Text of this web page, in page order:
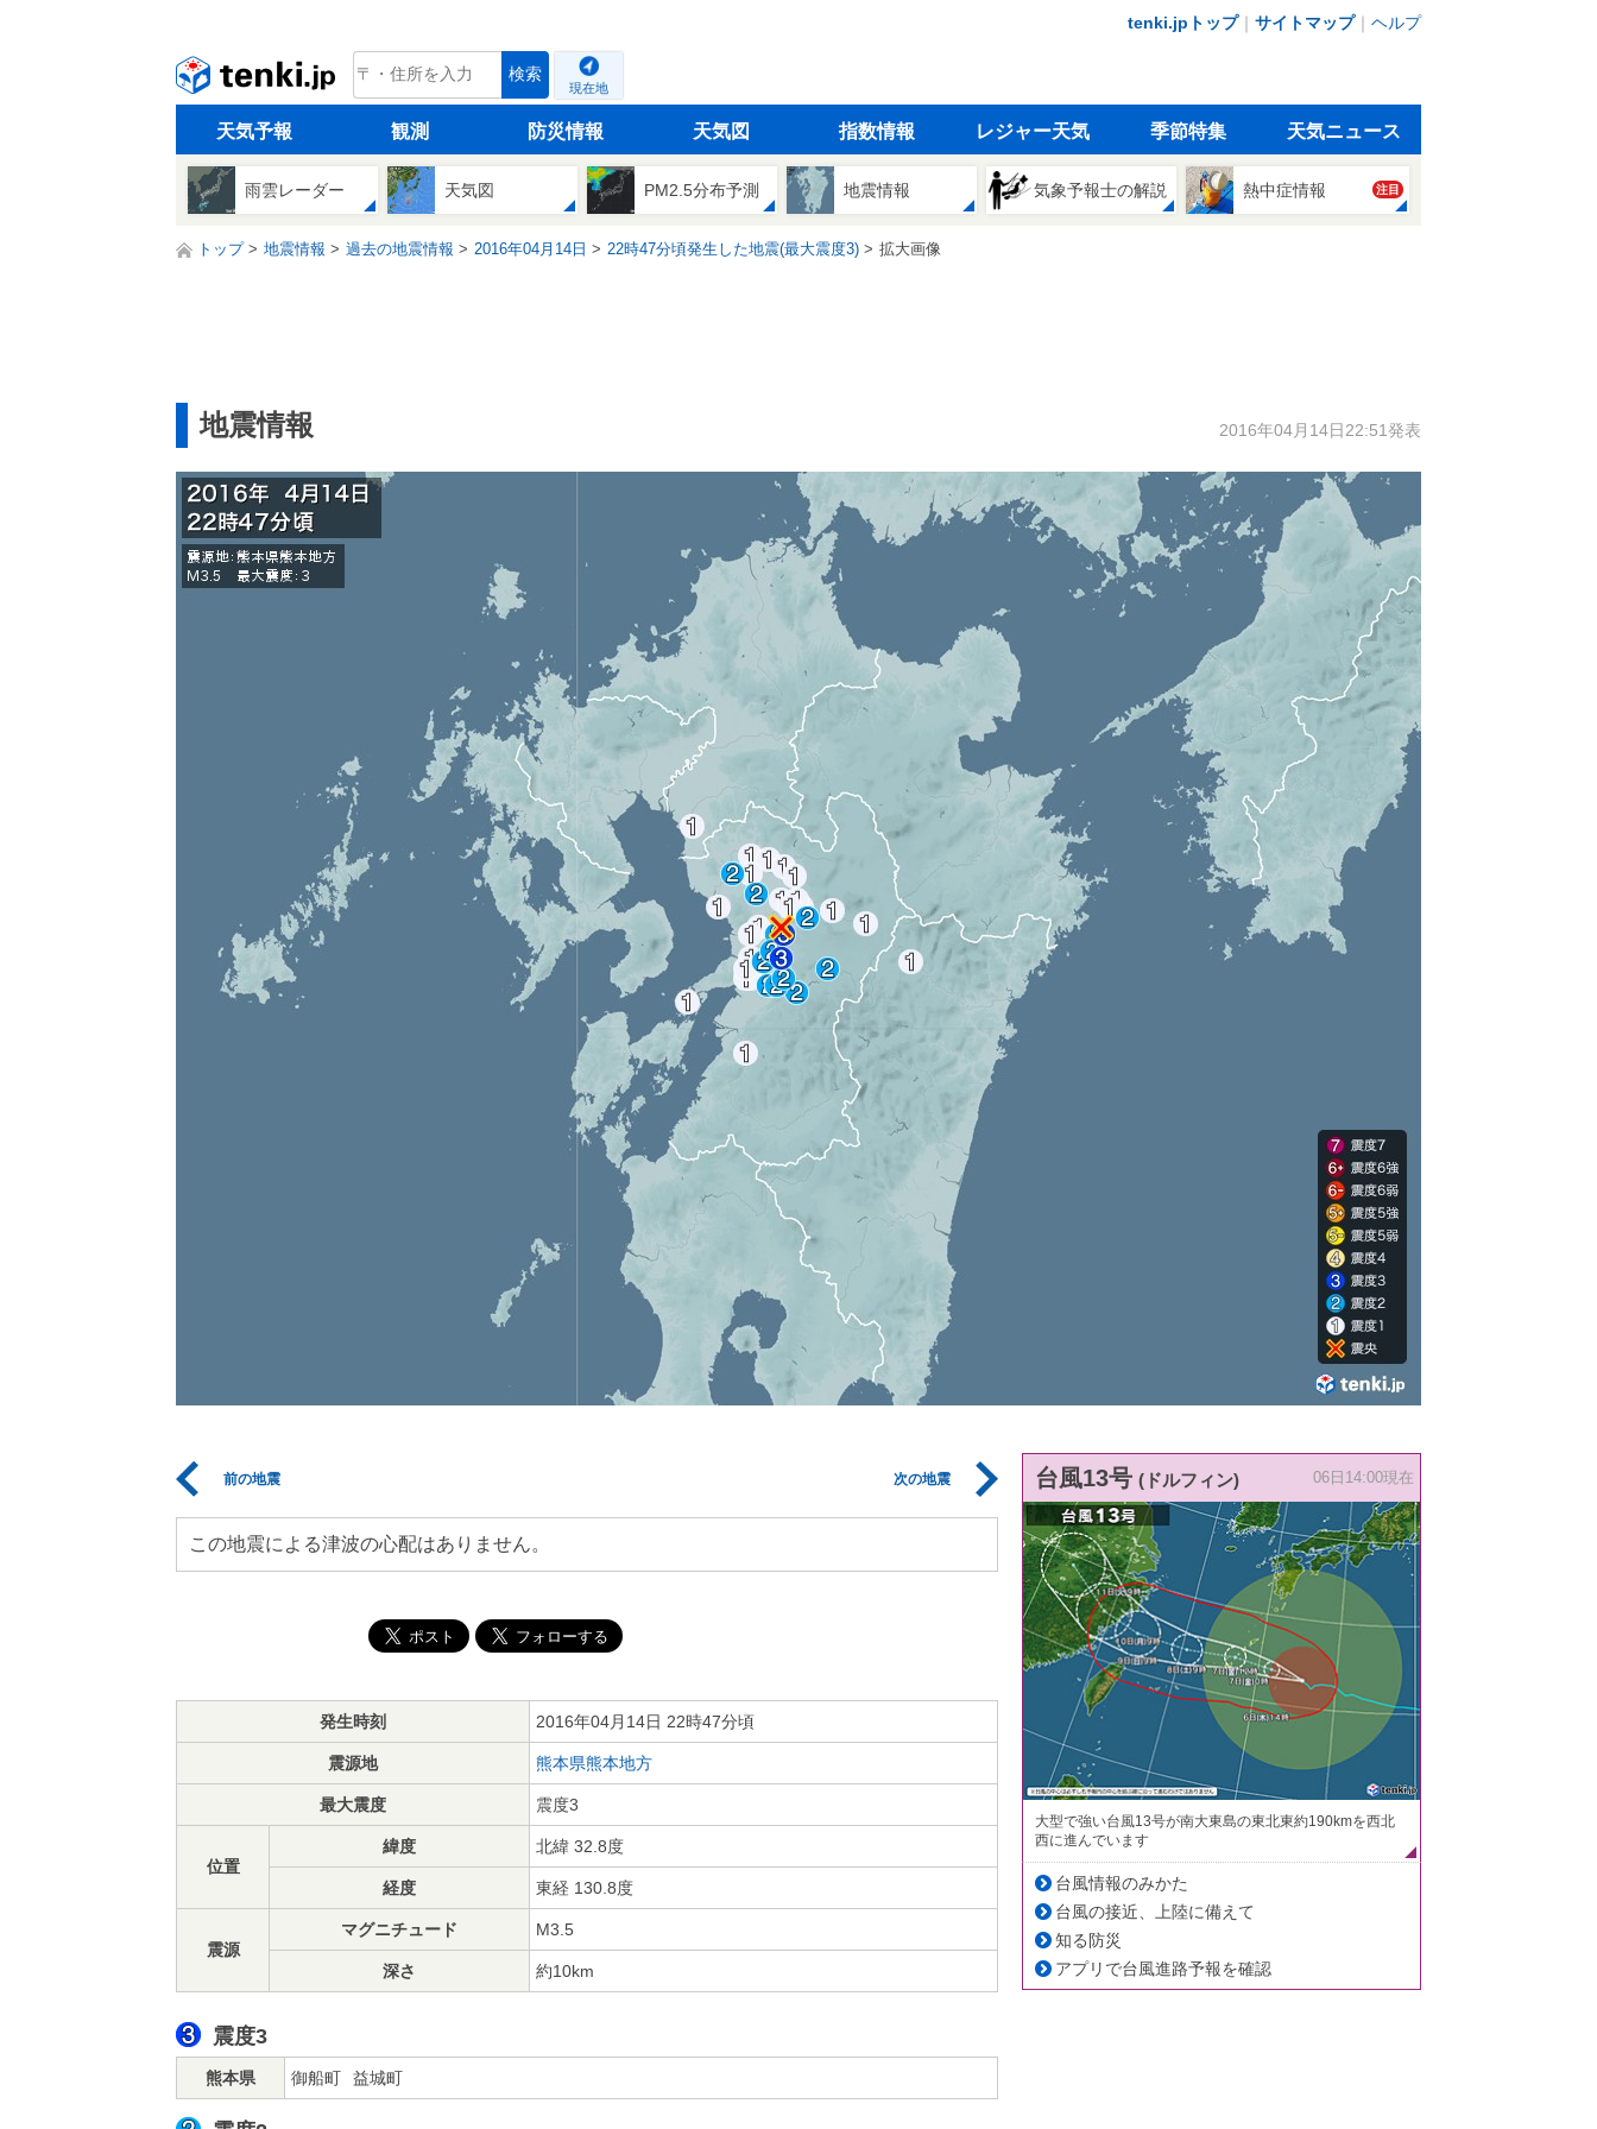
tenki.jpトップ｜ サイトマップ｜ ヘルプ
tenki.jp 検索
現在地
天気予報 観測 防災情報 天気図 指数情報 レジャー天気 季節特集 天気ニュース
雨雲レーダー 天気図 PM2.5分布予測 地震情報 気象予報士の解説 熱中症情報 注目
トップ 地震情報 過去の地震情報 2016年04月14日 22時47分頃発生した地震(最大震度3) 拡大画像
地震情報 2016年04月14日22:51発表
前の地震 次の地震
この地震による津波の心配はありません。
発生時刻 2016年04月14日 22時47分頃
震源地 熊本県熊本地方
最大震度 震度3
位置
緯度 北緯 32.8度
経度 東経 130.8度
震源
マグニチュード M3.5
深さ 約10km
震度3
熊本県 御船町 益城町
台風13号 (ドルフィン) 06日14:00現在
大型で強い台風13号が南大東島の東北東約190kmを西北
西に進んでいます
台風情報のみかた
台風の接近、上陸に備えて
知る防災
アプリで台風進路予報を確認